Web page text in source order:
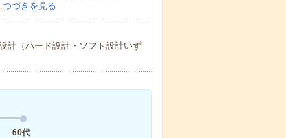
つづきを見る
計（ハード設計・ソフト設計いず
60代